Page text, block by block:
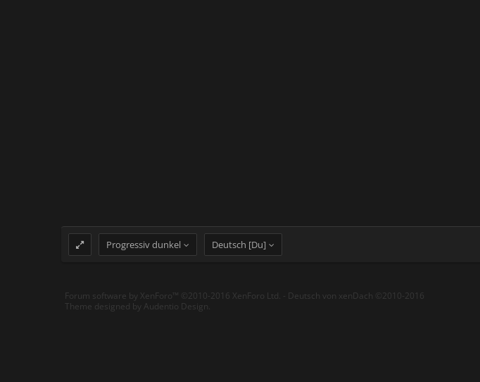
Progressiv dunkel Deutsch [Du]
Forum software by XenForo™ ©2010-2016 XenForo Ltd. - Deutsch von xenDach ©2010-2016
Theme designed by Audentio Design.